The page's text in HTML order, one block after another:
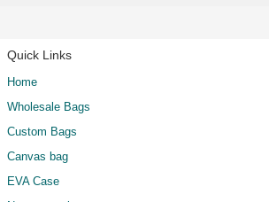
Quick Links
Home
Wholesale Bags
Custom Bags
Canvas bag
EVA Case